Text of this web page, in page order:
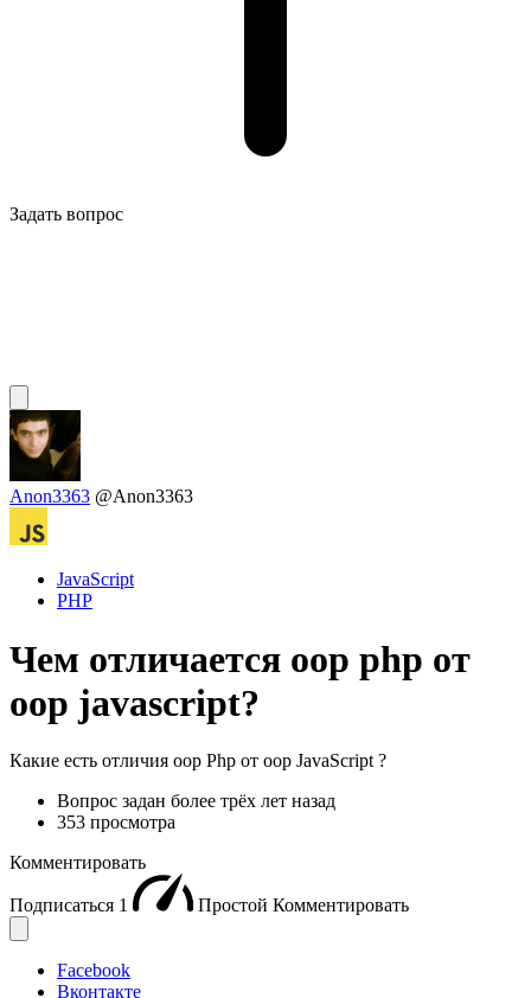
Задать вопрос
Anon3363 @Anon3363
JavaScript
PHP
Чем отличается oop php от
oop javascript?
Какие есть отличия oop Php от oop JavaScript ?
Вопрос задан более трёх лет назад
353 просмотра
Комментировать
Подписаться 1 Простой Комментировать
Facebook
Вконтакте